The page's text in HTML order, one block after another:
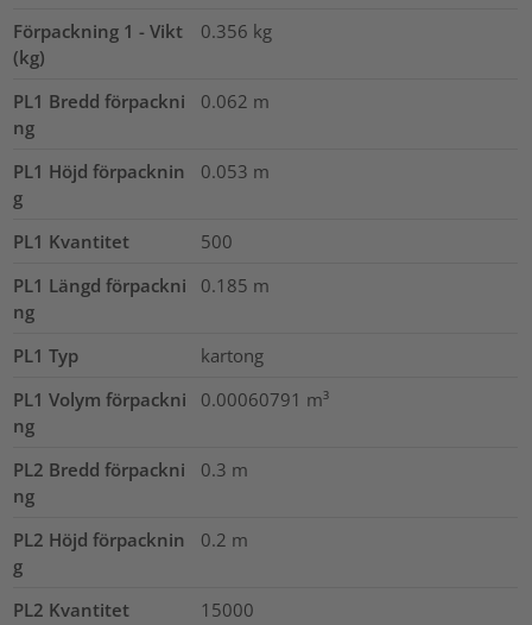
Förpackning 1 - Vikt
(kg)
0.356 kg
PL1 Bredd förpackni
ng
0.062 m
PL1 Höjd förpacknin
g
0.053 m
PL1 Kvantitet
500
PL1 Längd förpackni
ng
0.185 m
PL1 Typ
kartong
PL1 Volym förpackni
ng
0.00060791 m³
PL2 Bredd förpackni
ng
0.3 m
PL2 Höjd förpacknin
g
0.2 m
PL2 Kvantitet 15000